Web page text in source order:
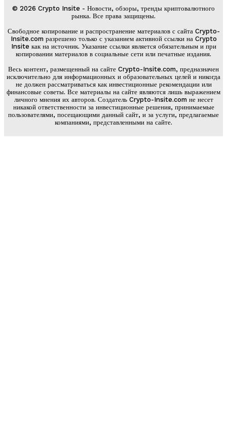
© 2026 Crypto Insite - Новости, обзоры, тренды криптовалютного
рынка. Все права защищены.
Свободное копирование и распространение материалов с сайта Crypto-
Insite.com разрешено только с указанием активной ссылки на Crypto
Insite как на источник. Указание ссылки является обязательным и при
копировании материалов в социальные сети или печатные издания.
Весь контент, размещенный на сайте Crypto-Insite.com, предназначен
исключительно для информационных и образовательных целей и никогда
не должен рассматриваться как инвестиционные рекомендации или
финансовые советы. Все материалы на сайте являются лишь выражением
личного мнения их авторов. Создатель Crypto-Insite.com не несет
никакой ответственности за инвестиционные решения, принимаемые
пользователями, посещающими данный сайт, и за услуги, предлагаемые
компаниями, представленными на сайте.